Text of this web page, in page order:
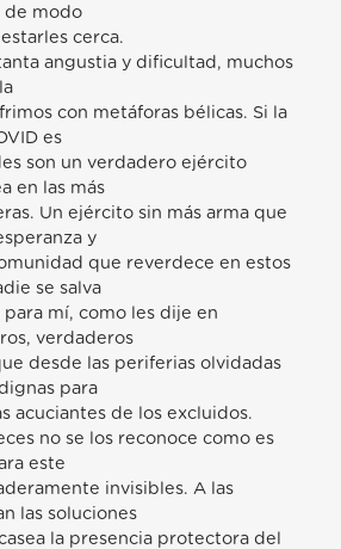
de modo
cerca.
angustia y dificultad, muchos
con metáforas bélicas. Si la
es
son un verdadero ejército
en las más
Un ejército sin más arma que
y
que reverdece en estos
se salva
para mí, como les dije en
verdaderos
desde las periferias olvidadas
para
acuciantes de los excluidos.
no se los reconoce como es
este
invisibles. A las
las soluciones
la presencia protectora del